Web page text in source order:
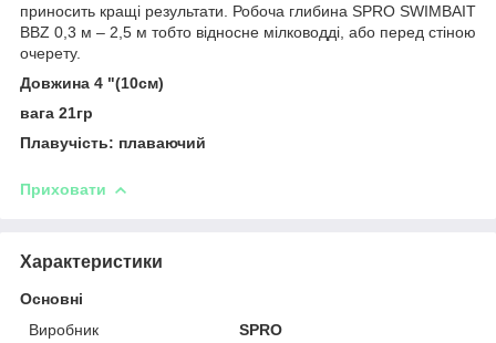
приносить кращі результати. Робоча глибина SPRO SWIMBAIT
BBZ 0,3 м – 2,5 м тобто відносне мілководді, або перед стіною
очерету.
Довжина 4 "(10см)
вага 21гр
Плавучість: плаваючий
Приховати
Характеристики
Основні
Виробник
SPRO